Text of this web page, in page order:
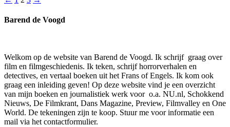
Barend de Voogd
Welkom op de website van Barend de Voogd. Ik schrijf graag over
film en filmgeschiedenis. Ik teken, schrijf horrorverhalen en
detectives, en vertaal boeken uit het Frans of Engels. Ik kom ook
graag een inleiding geven! Op deze website vind je een overzicht
van mijn boeken en journalistiek werk voor o.a. NU.nl, Schokkend
Nieuws, De Filmkrant, Dans Magazine, Preview, Filmvalley en One
World. De tekeningen zijn te koop. Stuur me voor informatie een
mail via het contactformulier.